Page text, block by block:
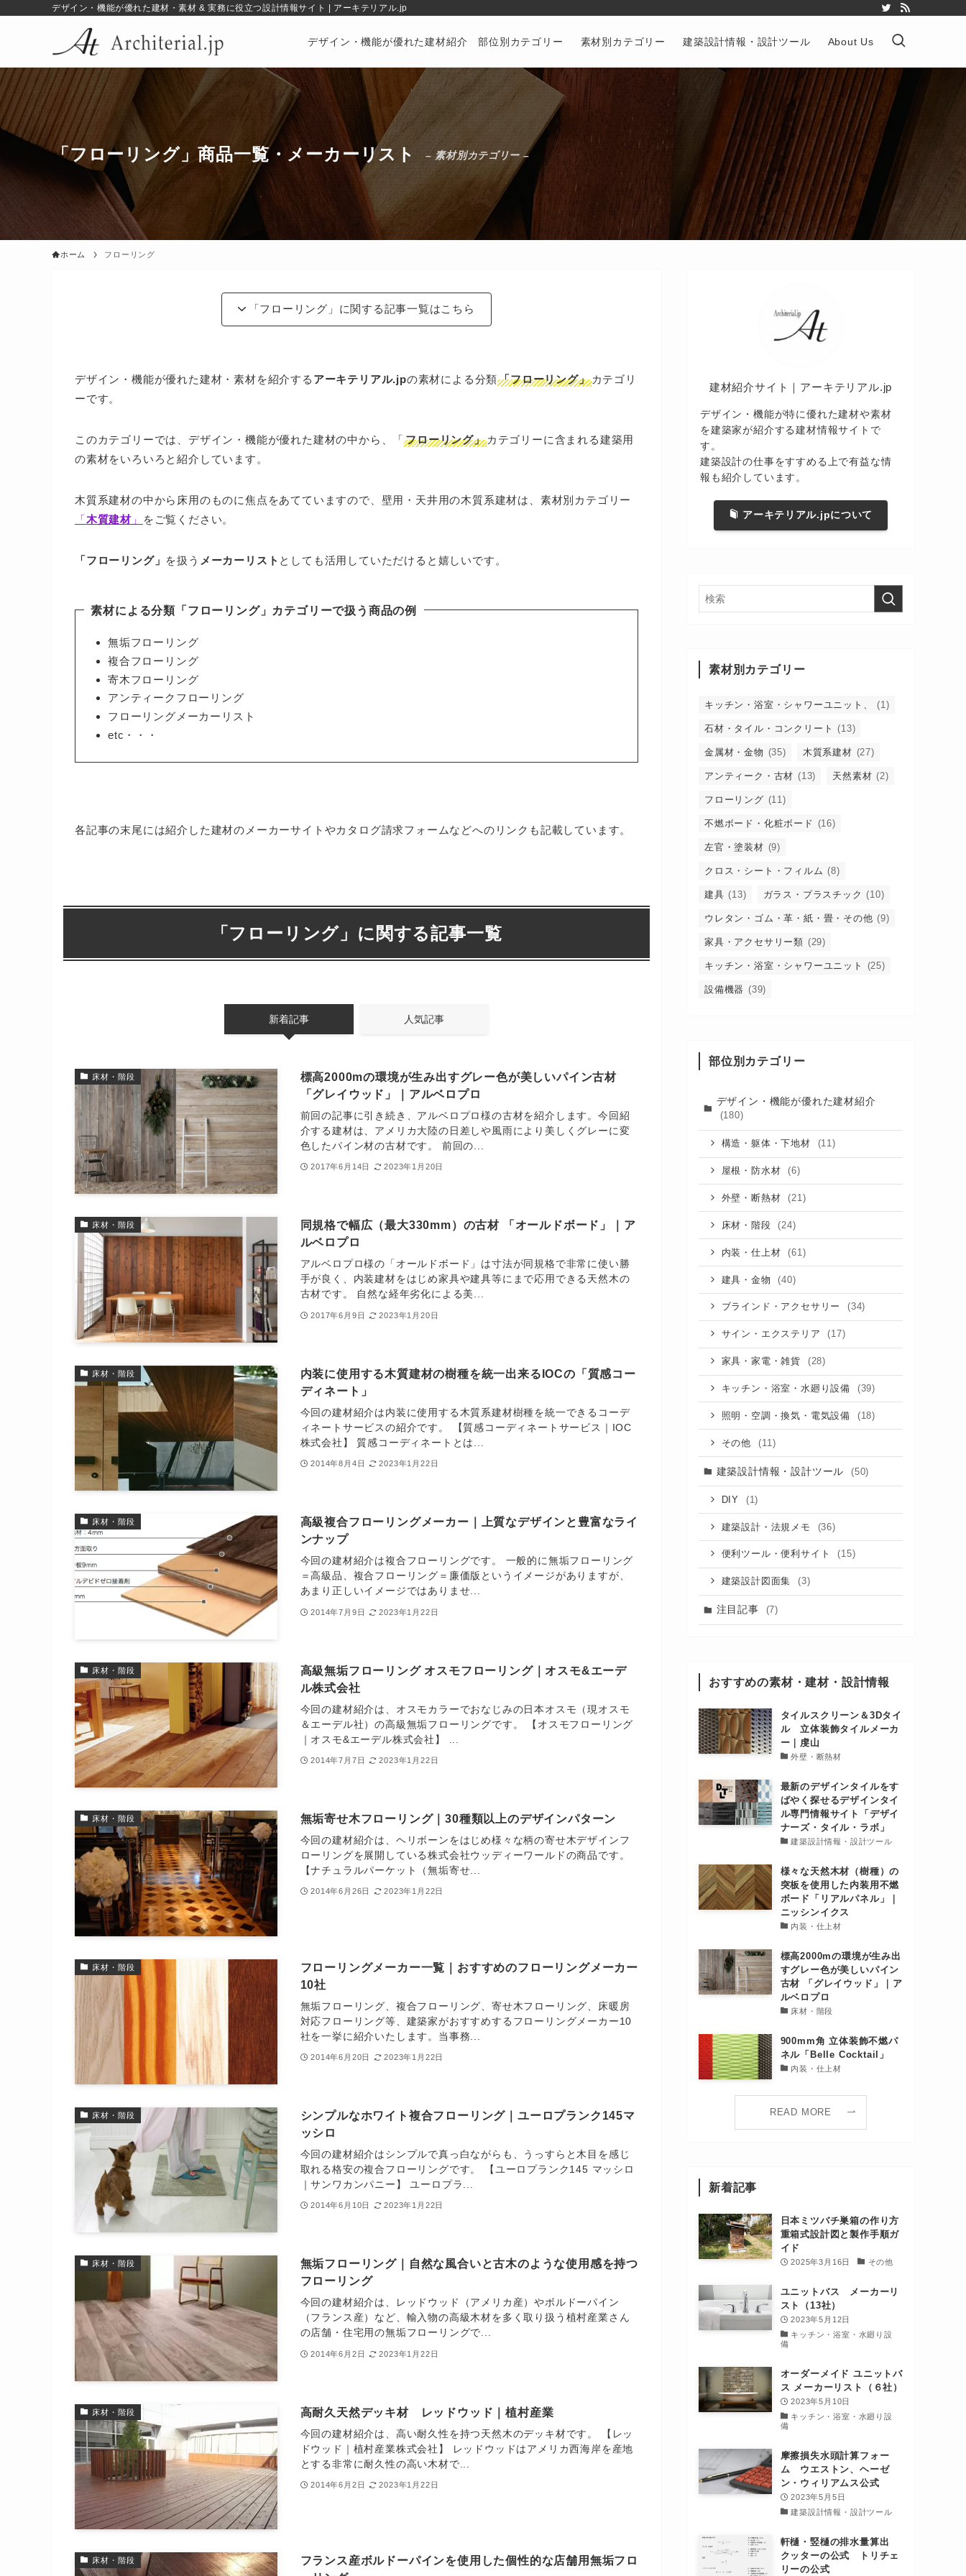
デザイン・機能が優れた建材・素材 & 実務に役立つ設計情報サイト | アーキテリアル.jp
デザイン・機能が優れた建材紹介 部位別カテゴリー 素材別カテゴリー 建築設計情報・設計ツール About Us
「フローリング」商品一覧・メーカーリスト – 素材別カテゴリー –
ホーム フローリング
「フローリング」に関する記事一覧はこちら
デザイン・機能が優れた建材・素材を紹介する アーキテリアル.jpの素材による分類「フローリング」カテゴリ
ーです。
このカテゴリーでは、デザイン・機能が優れた建材の中から、「フローリング」カテゴリーに含まれる建築用
の素材をいろいろと紹介しています。
木質系建材の中から床用のものに焦点をあてていますので、壁用・天井用の木質系建材は、素材別カテゴリー
「木質建材 」 をご覧ください。
「フローリング」 を扱う メーカーリスト としても活用していただけると嬉しいです。
素材による分類「フローリング」 カテゴリーで扱う商品の例
無垢フローリング
複合フローリング
寄木フローリング
アンティークフローリング
フローリングメーカーリスト
etc・・・
各記事の末尾には紹介した建材のメーカーサイトやカタログ請求フォームなどへのリンクも記載しています。
「 フローリング 」に関する記事一覧
新着記事 人気記事
床材・階段
標高2000mの環境が生み出すグレー色が美しいパイン古材
「グレイウッド」｜アルベロプロ
前回の記事に引き続き、アルベロプロ様の古材を紹介します。今回紹
介する建材は、アメリカ大陸の日差しや風雨により美しくグレーに変
色したパイン材の古材です。 前回の...
2017年6月14日 2023年1月20日
床材・階段
同規格で幅広（最大330mm）の古材 「オールドボード」｜ア
ルベロプロ
アルベロプロ様の「オールドボード」は寸法が同規格で非常に使い勝
手が良く、内装建材をはじめ家具や建具等にまで応用できる天然木の
古材です。 自然な経年劣化による美...
2017年6月9日 2023年1月20日
床材・階段
内装に使用する木質建材の樹種を統一出来るIOCの「質感コー
ディネート」
今回の建材紹介は内装に使用する木質系建材樹種を統一できるコーデ
ィネートサービスの紹介です。 【質感コーディネートサービス｜IOC
株式会社】 質感コーディネートとは...
2014年8月4日 2023年1月22日
床材・階段
高級複合フローリングメーカー｜上質なデザインと豊富なライ
ンナップ
今回の建材紹介は複合フローリングです。 一般的に無垢フローリング
＝高級品、複合フローリング＝廉価版というイメージがありますが、
あまり正しいイメージではありませ...
2014年7月9日 2023年1月22日
床材・階段
高級無垢フローリング オスモフローリング｜オスモ&エーデ
ル株式会社
今回の建材紹介は、オスモカラーでおなじみの日本オスモ（現オスモ
＆エーデル社）の高級無垢フローリングです。 【オスモフローリング
｜オスモ&エーデル株式会社】 ...
2014年7月7日 2023年1月22日
床材・階段 無垢寄せ木フローリング｜30種類以上のデザインパターン
今回の建材紹介は、ヘリボーンをはじめ様々な柄の寄せ木デザインフ
ローリングを展開している株式会社ウッディーワールドの商品です。
【ナチュラルパーケット（無垢寄せ...
2014年6月26日 2023年1月22日
床材・階段
フローリングメーカー一覧｜おすすめのフローリングメーカー
10社
無垢フローリング、複合フローリング、寄せ木フローリング、床暖房
対応フローリング等、建築家がおすすめするフローリングメーカー10
社を一挙に紹介いたします。当事務...
2014年6月20日 2023年1月22日
床材・階段
シンプルなホワイト複合フローリング｜ユーロプランク145マ
ッシロ
今回の建材紹介はシンプルで真っ白ながらも、うっすらと木目を感じ
取れる格安の複合フローリングです。 【ユーロプランク145 マッシロ
｜サンワカンパニー】 ユーロプラ...
2014年6月10日 2023年1月22日
床材・階段
無垢フローリング｜自然な風合いと古木のような使用感を持つ
フローリング
今回の建材紹介は、レッドウッド（アメリカ産）やボルドーパイン
（フランス産）など、輸入物の高級木材を多く取り扱う植村産業さん
の店舗・住宅用の無垢フローリングで...
2014年6月2日 2023年1月22日
床材・階段 高耐久天然デッキ材 レッドウッド｜植村産業
今回の建材紹介は、高い耐久性を持つ天然木のデッキ材です。 【レッ
ドウッド｜植村産業株式会社】 レッドウッドはアメリカ西海岸を産地
とする非常に耐久性の高い木材で...
2014年6月2日 2023年1月22日
床材・階段
フランス産ボルドーパインを使用した個性的な店舗用無垢フロ
建材紹介サイト｜アーキテリアル.jp
デザイン・機能が特に優れた建材や素材
を建築家が紹介する建材情報サイトで
す。
建築設計の仕事をすすめる上で有益な情
報も紹介しています。
アーキテリアル.jpについて
素材別カテゴリー
キッチン・浴室・シャワーユニット、 (1)
石材・タイル・コンクリート (13)
金属材・金物 (35) 木質系建材 (27)
アンティーク・古材 (13) 天然素材 (2)
フローリング (11)
不燃ボード・化粧ボード (16)
左官・塗装材 (9)
クロス・シート・フィルム (8)
建具 (13) ガラス・プラスチック (10)
ウレタン・ゴム・革・紙・畳・その他 (9)
家具・アクセサリー類 (29)
キッチン・浴室・シャワーユニット (25)
設備機器 (39)
部位別カテゴリー
デザイン・機能が優れた建材紹介
(180)
構造・躯体・下地材 (11)
屋根・防水材 (6)
外壁・断熱材 (21)
床材・階段 (24)
内装・仕上材 (61)
建具・金物 (40)
ブラインド・アクセサリー (34)
サイン・エクステリア (17)
家具・家電・雑貨 (28)
キッチン・浴室・水廻り設備 (39)
照明・空調・換気・電気設備 (18)
その他 (11)
建築設計情報・設計ツール (50)
DIY (1)
建築設計・法規メモ (36)
便利ツール・便利サイト (15)
建築設計図面集 (3)
注目記事 (7)
おすすめの素材・建材・設計情報
タイルスクリーン＆3Dタイ
ル 立体装飾タイルメーカ
ー｜虔山
外壁・断熱材
最新のデザインタイルをす
ばやく探せるデザインタイ
ル専門情報サイト「デザイ
ナーズ・タイル・ラボ」
建築設計情報・設計ツール
様々な天然木材（樹種）の
突板を使用した内装用不燃
ボード「リアルパネル」｜
ニッシンイクス
内装・仕上材
標高2000mの環境が生み出
すグレー色が美しいパイン
古材 「グレイウッド」｜ア
ルベロプロ
床材・階段
900mm角 立体装飾不燃パ
ネル「Belle Cocktail」
内装・仕上材
READ MORE
新着記事
日本ミツバチ巣箱の作り方
重箱式設計図と製作手順ガ
イド
2025年3月16日 その他
ユニットバス メーカーリ
スト（13社）
2023年5月12日
キッチン・浴室・水廻り設
備
オーダーメイド ユニットバ
ス メーカーリスト（６社）
2023年5月10日
キッチン・浴室・水廻り設
備
摩擦損失水頭計算フォー
ム ウエストン、ヘーゼ
ン・ウィリアムス公式
2023年5月5日
建築設計情報・設計ツール
軒樋・竪樋の排水量算出
クッターの公式 トリチェ
リーの公式